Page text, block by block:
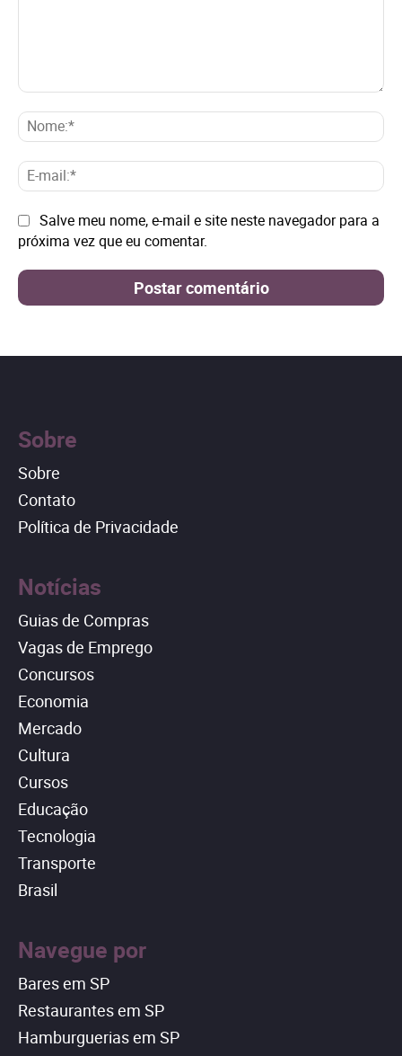
E-
Site: Salve meu nome, e-mail e site neste navegador para a
próxima vez que eu comentar.
Sobre
Sobre
Contato
Política de Privacidade
Notícias
Guias de Compras
Vagas de Emprego
Concursos
Economia
Mercado
Cultura
Cursos
Educação
Tecnologia
Transporte
Brasil
Navegue por
Bares em SP
Restaurantes em SP
Hamburguerias em SP